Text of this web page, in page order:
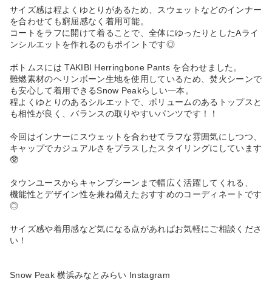
サイズ感は程よくゆとりがあるため、スウェットなどのインナー
を合わせても窮屈感なく着用可能。
コートをラフに開けて着ることで、全体にゆったりとしたAライ
ンシルエットを作れるのもポイントです◎
ボトムスには TAKIBI Herringbone Pants を合わせました。
難燃素材のヘリンボーン生地を使用しているため、焚火シーンで
も安心して着用できるSnow Peakらしい一本。
程よくゆとりのあるシルエットで、ボリュームのあるトップスと
も相性が良く、バランスの取りやすいパンツです！！
今回はインナーにスウェットを合わせてラフな雰囲気にしつつ、
キャップでカジュアルさをプラスしたスタイリングにしています
🥸
タウンユースからキャンプシーンまで幅広く活躍してくれる、
機能性とデザイン性を兼ね備えたおすすめのコーディネートです
◎
サイズ感や着用感など気になる点があればお気軽にご相談くださ
い！
Snow Peak 横浜みなとみらい Instagram